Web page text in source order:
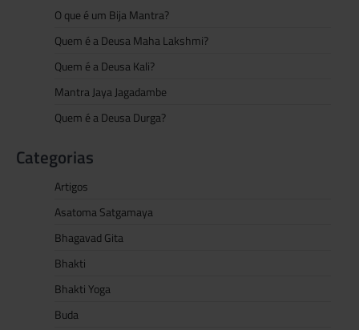
O que é um Bija Mantra?
Quem é a Deusa Maha Lakshmi?
Quem é a Deusa Kali?
Mantra Jaya Jagadambe
Quem é a Deusa Durga?
Categorias
Artigos
Asatoma Satgamaya
Bhagavad Gita
Bhakti
Bhakti Yoga
Buda